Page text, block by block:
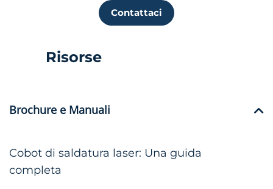
Contattaci
Risorse
Brochure e Manuali
Cobot di saldatura laser: Una guida
completa